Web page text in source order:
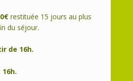
restituée 15 jours au plus
du séjour.
de 16h.